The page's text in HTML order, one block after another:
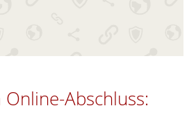
Abschluss: